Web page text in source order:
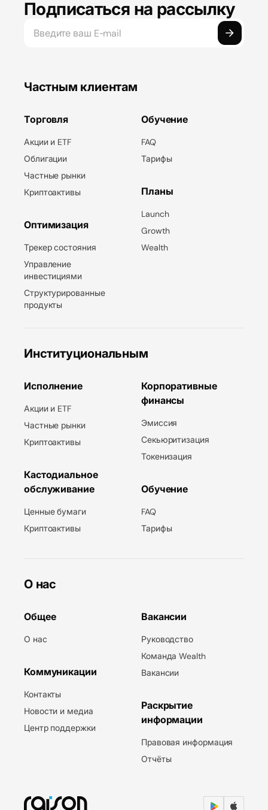
Подписаться на рассылку
Частным клиентам
Торговля
Акции и ETF
Облигации
Частные рынки
Криптоактивы
Оптимизация
Трекер состояния
Управление
инвестициями
Структурированные
продукты
Обучение
FAQ
Тарифы
Планы
Launch
Growth
Wealth
Институциональным
Исполнение
Акции и ETF
Частные рынки
Криптоактивы
Кастодиальное
обслуживание
Ценные бумаги
Криптоактивы
Корпоративные
финансы
Эмиссия
Секьюритизация
Токенизация
Обучение
FAQ
Тарифы
О нас
Общее
О нас
Коммуникации
Контакты
Новости и медиа
Центр поддержки
Вакансии
Руководство
Команда Wealth
Вакансии
Раскрытие
информации
Правовая информация
Отчёты